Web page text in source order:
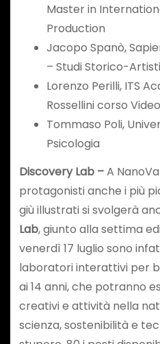
Master in
Production
Jacopo Spanò,
– Studi Storico-
Lorenzo Perilli, ITS
Rossellini corso
Tommaso Poli,
Psicologia
Discovery Lab –A
protagonisti anche i più
giù illustrati si svolgerà
Lab, giunto alla settima
venerdì 17 luglio sono
laboratori interattivi per
ai 14 anni, che potranno
creativi e attività nella
scienza, sostenibilità e